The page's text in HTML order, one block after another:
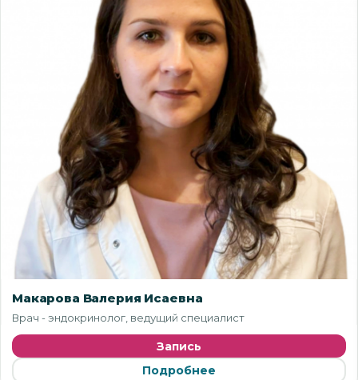
Макарова Валерия Исаевна
Врач - эндокринолог, ведущий специалист
Запись
Подробнее